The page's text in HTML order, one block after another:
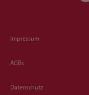
Impressum
AGBs
Datenschutz